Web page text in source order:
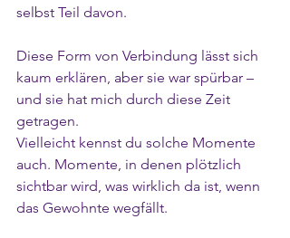
selbst Teil davon.
Diese Form von Verbindung lässt sich
kaum erklären, aber sie war spürbar –
und sie hat mich durch diese Zeit
getragen.
Vielleicht kennst du solche Momente
auch. Momente, in denen plötzlich
sichtbar wird, was wirklich da ist, wenn
das Gewohnte wegfällt.